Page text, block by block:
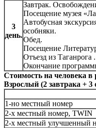
3
день.
Завтрак.
Посещение музея
Автобусная
особняки.
Обед.
Посещение
Отъезд из Таганрога
Окончание
Стоимость на человека в
Взрослый (2 завтрака + 3
1-но местный номер
2-х местный номер, TWIN
2-х местный улучшенный